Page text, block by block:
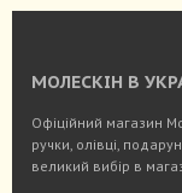
МОЛЕСКІН В
Офіційний магазин
ручки, олівці,
великий вибір в